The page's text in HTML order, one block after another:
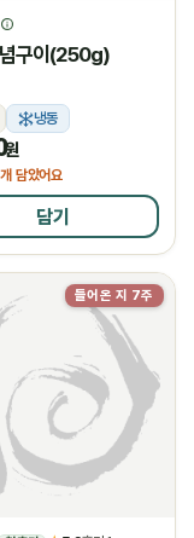
구이(250g)
냉동
원
개 담았어요
담기
들어온 지 7주